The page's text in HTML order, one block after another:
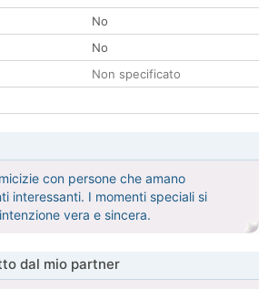
No
No
Non specificato
con persone che amano
interessanti. I momenti speciali si
vera e sincera.
dal mio partner